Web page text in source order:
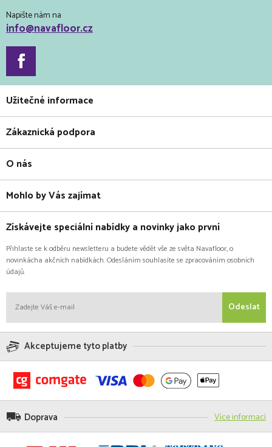
Napište nám na
info@navafloor.cz
Užitečné informace
Zákaznická podpora
O nás
Mohlo by Vás zajímat
Získávejte speciální nabídky a novinky jako první
Přihlaste se k odběru newsletteru a budete vědět vše ze světa Navafloor, o
novinkácha akčních nabídkách. Odesláním souhlasíte se zpracováním osobních
údajů.
Odeslat
Akceptujeme tyto platby
Doprava Více informací